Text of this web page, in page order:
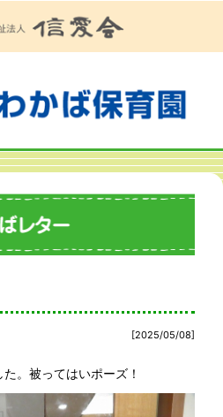
[2025/05/08]
。被ってはいポーズ！